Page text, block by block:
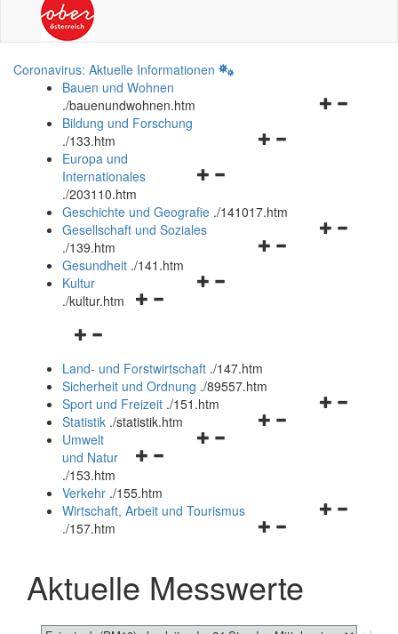
Coronavirus: Aktuelle Informationen
Bauen und Wohnen
./bauenundwohnen.htm
Navigationsmenü
Bildung und Forschung
./133.htm
Navigationsmenü
und
schließen
Europa und
Internationales
./203110.htm
Geschichte und Geografie ./141017.htm
Navigationsmenü
Gesellschaft und Soziales
./139.htm
Navigationsmenü
Gesundheit ./141.htm
Navigationsmenü
Kultur
./kultur.htm
Navigationsmenü
und
schließen
Land- und Forstwirtschaft ./147.htm
Sicherheit und Ordnung ./89557.htm
Navigationsmenü
Sport und Freizeit ./151.htm
Navigationsmenü
Statistik ./statistik.htm
Navigationsmenü
und
schließen
Umwelt
und Natur
./153.htm
Verkehr ./155.htm
Navigationsmenü
schließen
Wirtschaft, Arbeit und Tourismus
./157.htm
Aktuelle Messwerte